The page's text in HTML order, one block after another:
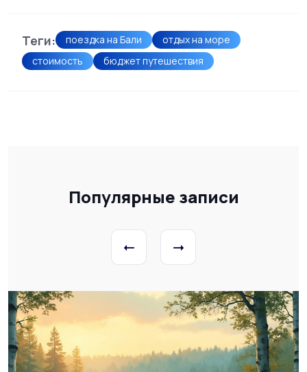
Теги: поездка на Бали
отдых на море
стоимость
бюджет путешествия
Популярные записи